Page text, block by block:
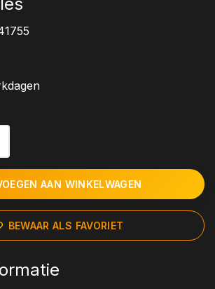
AAN WINKELWAGEN
BEWAAR ALS FAVORIET